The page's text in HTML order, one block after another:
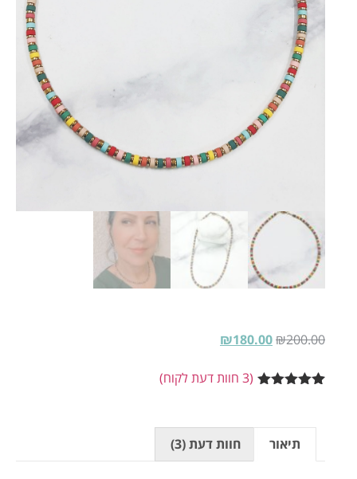
₪200.00
₪180.00
לקוחות
(
3חוות דעת לקוח)
תיאור חוות דעת (3)